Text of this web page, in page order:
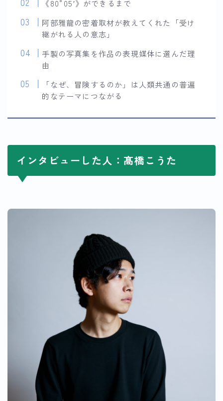
《80°05′》ができるまで
阿部雅龍の密着取材が教えてくれた「受け
継がれる人の意志」
手製の写真集を作品の表現媒体に選んだ理
由
「なぜ、冒険するのか」は人類共通の普遍
的なテーマにつながる
インタビューした人：髙橋こうた